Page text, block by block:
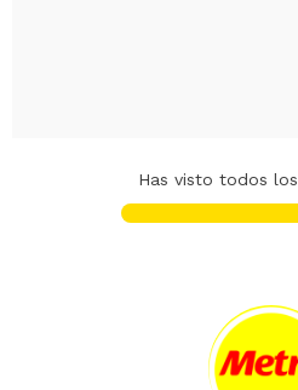
Has visto todos los